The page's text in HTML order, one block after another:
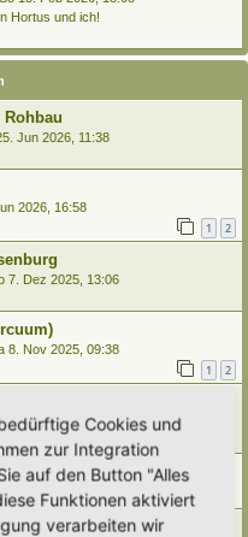
Hortus und ich!
Rohbau
Jun 2026, 11:38
2026, 16:58
1 2
7. Dez 2025, 13:06
8. Nov 2025, 09:38
1 2
Nov 2025, 17:45
Fr 23. Mai 2025, 15:55
Cookies und
zur Integration
auf den Button "Alles
Funktionen aktiviert
verarbeiten wir